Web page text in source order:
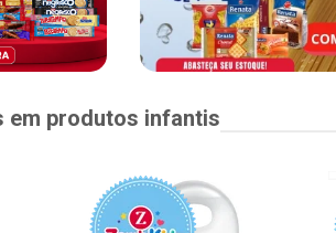
em produtos infantis